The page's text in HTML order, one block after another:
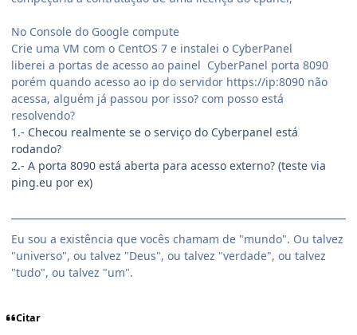
No Console do Google compute
Crie uma VM com o CentOS 7 e instalei o CyberPanel
liberei a portas de acesso ao painel CyberPanel porta 8090
porém quando acesso ao ip do servidor https://ip:8090 não
acessa, alguém já passou por isso? com posso está
resolvendo?
1.- Checou realmente se o serviço do Cyberpanel está
rodando?
2.- A porta 8090 está aberta para acesso externo? (teste via
ping.eu por ex)
Eu sou a existência que vocês chamam de "mundo". Ou talvez
"universo", ou talvez "Deus", ou talvez "verdade", ou talvez
"tudo", ou talvez "um".
Citar